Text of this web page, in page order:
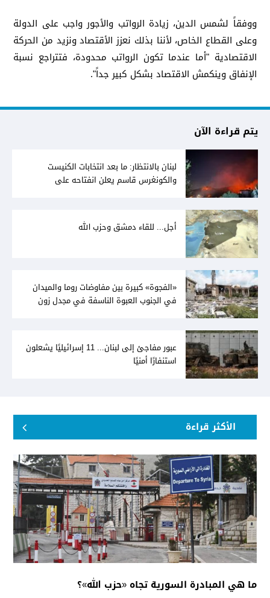
ووفقاً لشمس الدين، زيادة الرواتب والأجور واجب على الدولة
وعلى القطاع الخاص، لأننا بذلك نعزز الأقتصاد ونزيد من الحركة
الاقتصادية "أما عندما تكون الرواتب محدودة، فتتراجع نسبة
الإنفاق وينكمش الاقتصاد بشكل كبير جداً".
يتم قراءة الآن
لبنان بالانتظار: ما بعد انتخابات الكنيست
والكونغرس قاسم يعلن انفتاحه على
أجل... للقاء دمشق وحزب الله
«الفجوة» كبيرة بين مفاوضات روما والميدان
في الجنوب العبوة الناسفة في مجدل زون
عبور مفاجئ إلى لبنان... 11 إسرائيليًا يشعلون
استنفارًا أمنيًا
الأكثر قراءة
ما هي المبادرة السورية تجاه «حزب الله»؟